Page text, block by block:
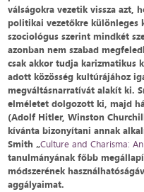
válságokra vezetik vissza azt,
politikai vezetőkre különleges
szociológus szerint mindkét
azonban nem szabad
csak akkor tudja karizmatikus
adott közösség kultúrájához
megváltásnarratívát alakít ki.
elméletet dolgozott ki, majd
(Adolf Hitler, Winston
kívánta bizonyítani annak
Smith „Culture and Charisma:
tanulmányának főbb
módszerének
aggályaimat.